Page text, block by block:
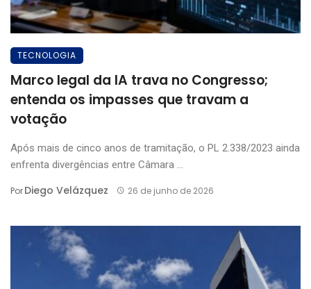
TECNOLOGIA
Marco legal da IA trava no Congresso;
entenda os impasses que travam a
votação
Após mais de cinco anos de tramitação, o PL 2.338/2023 ainda
enfrenta divergências entre Câmara ...
PorDiego Velázquez 26 de junho de 2026